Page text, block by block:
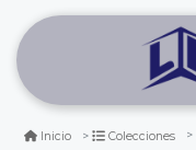
Inicio Colecciones